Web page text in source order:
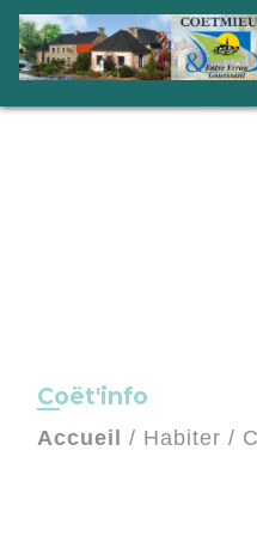
Coët'info
Accueil / Habiter /